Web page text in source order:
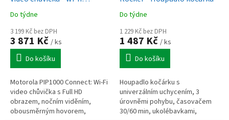
kamera
Do týdne
3 199 Kč bez DPH
3 871 Kč / ks
Do košíku
Motorola PIP1000 Connect: Wi-Fi
video chůvička s Full HD
obrazem, nočním viděním,
obousměrným hovorem,
Do týdne
1 229 Kč bez DPH
1 487 Kč / ks
Do košíku
Houpadlo kočárku s
univerzálním uchycením, 3
úrovněmi pohybu, časovačem
30/60 min, ukolébavkami,